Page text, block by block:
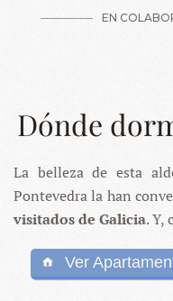
Dónde
La belleza de esta
Pontevedra la han
visitados de Galicia. Y,
Ver